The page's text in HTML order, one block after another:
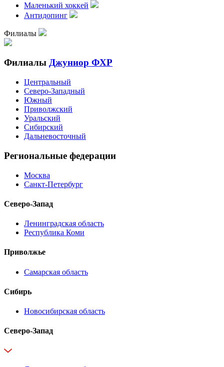
Маленький хоккей
Антидопинг
Филиалы
Филиалы Джуниор ФХР
Центральный
Северо-Западный
Южный
Приволжский
Уральский
Сибирский
Дальневосточный
Региональные федерации
Москва
Санкт-Петербург
Северо-Запад
Ленинградская область
Республика Коми
Приволжье
Самарская область
Сибирь
Новосибирская область
Северо-Запад